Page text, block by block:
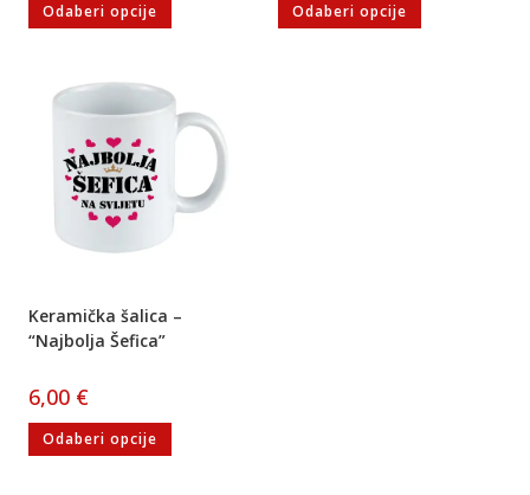
Odaberi opcije Odaberi opcije
Keramička šalica –
“Najbolja Šefica”
6,00 €
Odaberi opcije